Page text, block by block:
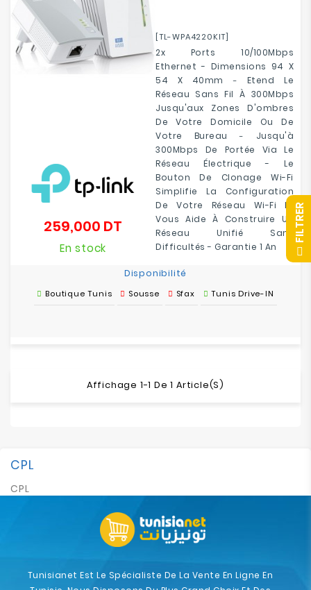
Bureautique
Réseau
[TL-WPA4220KIT]
2x Ports 10/100Mbps
Ethernet - Dimensions 94 X
54 X 40mm- Etend Le
Réseau Sans Fil À 300Mbps
Jusqu'aux Zones D'ombres
De Votre Domicile Ou De
Votre Bureau
- Jusqu'à
300Mbps De Portée Via Le
Réseau Électrique - Le
Bouton De Clonage Wi-Fi
Simplifie La Configuration
De Votre Réseau Wi-Fi Et
Vous Aide À Construire Un
Réseau Unifié Sans
Difficultés - Garantie 1 An
259,000 DT
En stock
Disponibilité
Boutique Tunis Sousse Sfax Tunis Drive-IN
Affichage 1-1 De 1 Article(s)
CPL
CPL
Tunisianet Est Le Spécialiste De La Vente En Ligne En
R